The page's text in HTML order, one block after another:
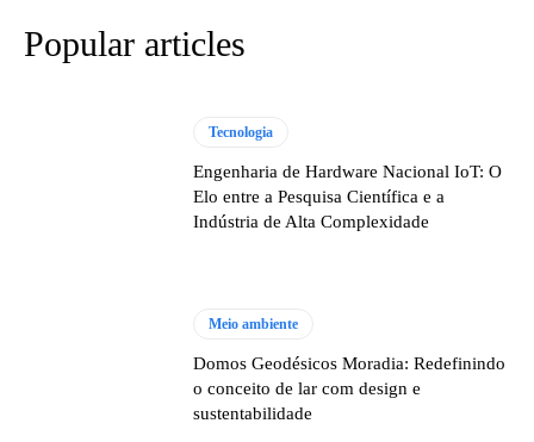
Popular articles
Tecnologia
Engenharia de Hardware Nacional IoT: O
Elo entre a Pesquisa Científica e a
Indústria de Alta Complexidade
Meio ambiente
Domos Geodésicos Moradia: Redefinindo
o conceito de lar com design e
sustentabilidade